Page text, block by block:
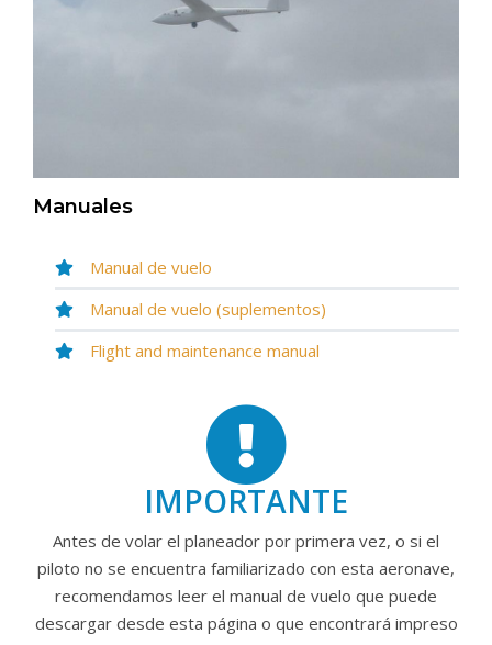
Manuales
Manual de vuelo
Manual de vuelo (suplementos)
Flight and maintenance manual
IMPORTANTE
Antes de volar el planeador por primera vez, o si el
piloto no se encuentra familiarizado con esta aeronave,
recomendamos leer el manual de vuelo que puede
descargar desde esta página o que encontrará impreso